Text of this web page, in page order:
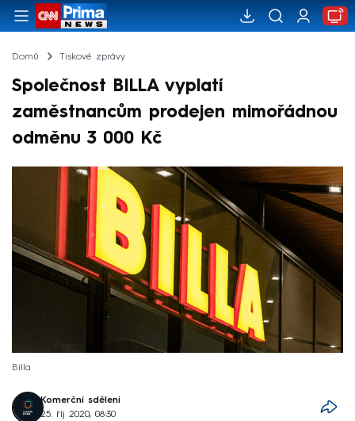
Domů Tiskové zprávy
Společnost BILLA vyplatí
zaměstnancům prodejen mimořádnou
odměnu 3 000 Kč
Billa
Komerční sdělení
25. říj 2020, 08:30